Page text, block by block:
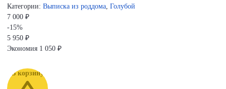
Категории: Выписка из роддома Голубой
7 000 ₽
-15%
5 950 ₽
Экономия 1 050 ₽